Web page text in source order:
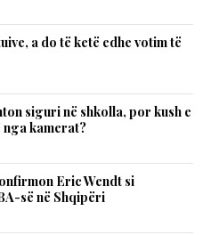
a do të ketë edhe votim të
siguri në shkolla, por kush e
kamerat?
Eric Wendt si
së në Shqipëri